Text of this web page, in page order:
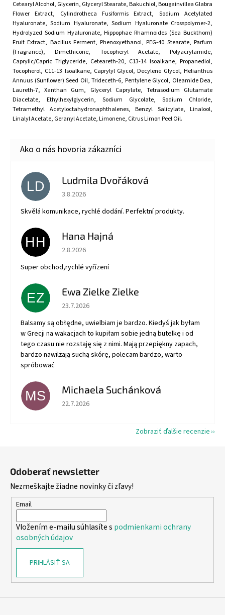
Cetearyl Alcohol, Glycerin, Glyceryl Stearate, Bakuchiol, Bougainvillea Glabra
Flower Extract, Cylindrotheca Fusiformis Extract, Sodium Acetylated
Hyaluronate, Sodium Hyaluronate, Sodium Hyaluronate Crosspolymer-2,
Hydrolyzed Sodium Hyaluronate, Hippophae Rhamnoides (Sea Buckthorn)
Fruit Extract, Bacillus Ferment, Phenoxyethanol, PEG-40 Stearate, Parfum
(Fragrance), Dimethicone, Tocopheryl Acetate, Polyacrylamide,
Caprylic/Capric Triglyceride, Ceteareth-20, C13-14 Isoalkane, Propanediol,
Tocopherol, C11-13 Isoalkane, Caprylyl Glycol, Decylene Glycol, Helianthus
Annuus (Sunflower) Seed Oil, Trideceth-6, Pentylene Glycol, Oleamide Dea,
Laureth-7, Xanthan Gum, Glyceryl Caprylate, Tetrasodium Glutamate
Diacetate, Ethylhexylglycerin, Sodium Glycolate, Sodium Chloride,
Tetramethyl Acetyloctahydronaphthalenes, Benzyl Salicylate, Linalool,
Linalyl Acetate, Geranyl Acetate, Limonene, Citrus Limon Peel Oil.
LD Ludmila Dvořáková
Hodnotenie obchodu je 5 z 5 hviezdičiek.
3.8.2026
Skvělá komunikace, rychlé dodání. Perfektní produkty.
HH Hana Hajná
Hodnotenie obchodu je 5 z 5 hviezdičiek.
2.8.2026
Super obchod,rychlé vyřízení
EZ Ewa Zielke Zielke
Hodnotenie obchodu je 5 z 5 hviezdičiek.
23.7.2026
Balsamy są obłędne, uwielbiam je bardzo. Kiedyś jak byłam
w Grecji na wakacjach to kupiłam sobie jedną butelkę i od
tego czasu nie rozstaję się z nimi. Mają przepiękny zapach,
bardzo nawilżają suchą skórę, polecam bardzo, warto
spróbować
MS Michaela Suchánková
Hodnotenie obchodu je 5 z 5 hviezdičiek.
22.7.2026
Zobraziť ďalšie recenzie
Odoberať newsletter
Nezmeškajte žiadne novinky či zľavy!
Email
Vložením e-mailu súhlasíte s podmienkami ochrany
osobných údajov
PRIHLÁSIŤ SA